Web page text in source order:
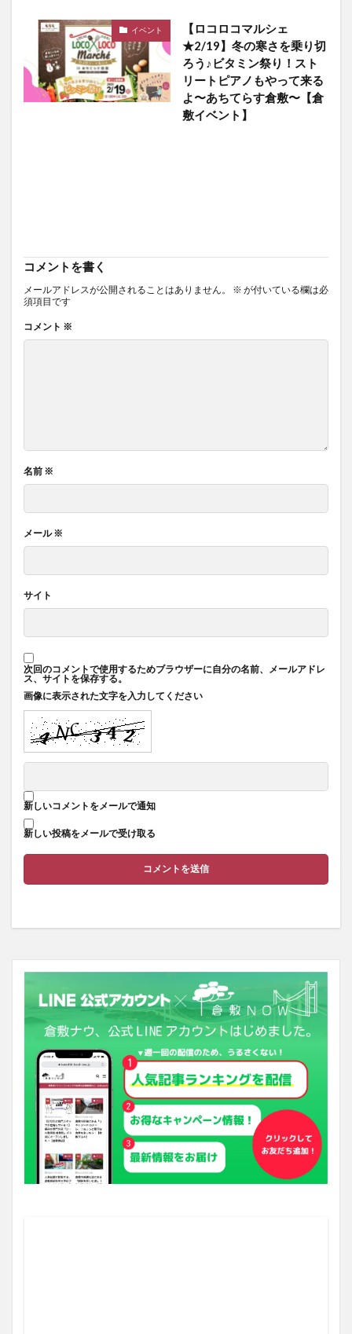
イベント
【ロコロコマルシェ
★2/19】冬の寒さを乗り切
ろう♪ビタミン祭り！スト
リートピアノもやって来る
よ〜あちてらす倉敷〜【倉
敷イベント】
コメントを書く
メールアドレスが公開されることはありません。 ※ が付いている欄は必
須項目です
コメント ※
名前 ※
メール※
サイト
次回のコメントで使用するためブラウザーに自分の名前、メールアドレ
ス、サイトを保存する。
画像に表示された文字を入力してください
新しいコメントをメールで通知
新しい投稿をメールで受け取る